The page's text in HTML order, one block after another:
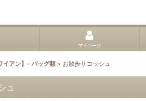
マイページ
イアン】- バッグ類 > お散歩サコッシュ
ュ